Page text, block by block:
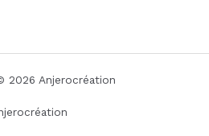
2026 Anjerocréation